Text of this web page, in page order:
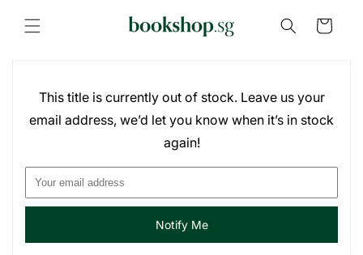
content
Cart
This title is currently out of stock. Leave us your
email address, we’d let you know when it’s in stock
again!
Notify Me